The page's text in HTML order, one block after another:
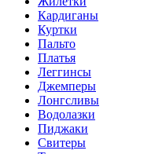
Кардиганы
Куртки
Пальто
Платья
Леггинсы
Джемперы
Лонгсливы
Водолазки
Пиджаки
Свитеры